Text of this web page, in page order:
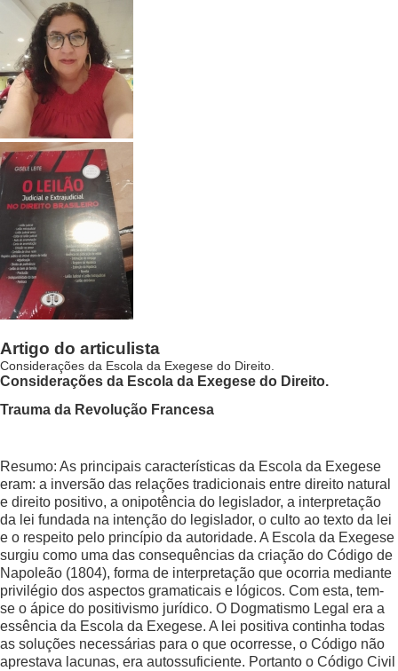
Artigo do articulista
Considerações da Escola da Exegese do Direito.
Considerações da Escola da Exegese do Direito.
Trauma da Revolução Francesa
Resumo: As principais características da Escola da Exegese
eram: a inversão das relações tradicionais entre direito natural
e direito positivo, a onipotência do legislador, a interpretação
da lei fundada na intenção do legislador, o culto ao texto da lei
e o respeito pelo princípio da autoridade. A Escola da Exegese
surgiu como uma das consequências da criação do Código de
Napoleão (1804), forma de interpretação que ocorria mediante
privilégio dos aspectos gramaticais e lógicos. Com esta, tem-
se o ápice do positivismo jurídico. O Dogmatismo Legal era a
essência da Escola da Exegese. A lei positiva continha todas
as soluções necessárias para o que ocorresse, o Código não
aprestava lacunas, era autossuficiente. Portanto o Código Civil